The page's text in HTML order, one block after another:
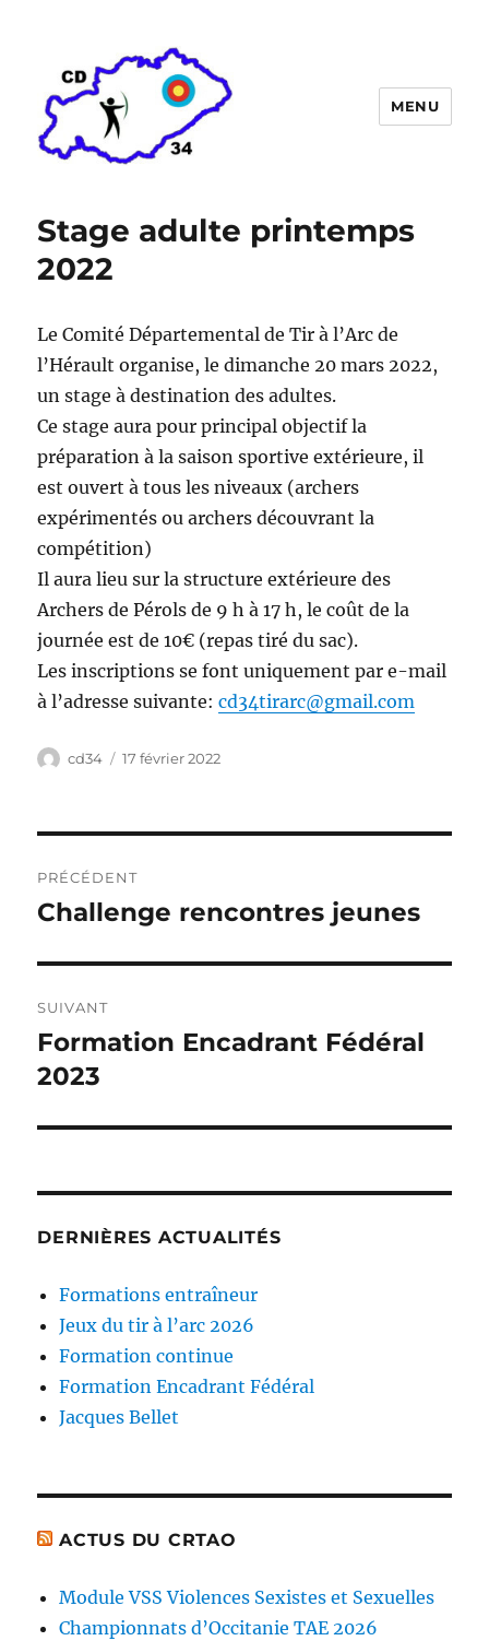
l'arc de l'Hérault
MENU
Stage adulte printemps
2022
Le Comité Départemental de Tir à l’Arc de
l’Hérault organise, le dimanche 20 mars 2022,
un stage à destination des adultes.
Ce stage aura pour principal objectif la
préparation à la saison sportive extérieure, il
est ouvert à tous les niveaux (archers
expérimentés ou archers découvrant la
compétition)
Il aura lieu sur la structure extérieure des
Archers de Pérols de 9 h à 17 h, le coût de la
journée est de 10€ (repas tiré du sac).
Les inscriptions se font uniquement par e-mail
à l’adresse suivante:cd34tirarc@gmail.com
Auteur
cd34
Publié
17 février 2022
de
PRÉCÉDENT
Publication
Challenge rencontres jeunes
SUIVANT
Publication
suivante :
Formation Encadrant Fédéral
2023
DERNIÈRES ACTUALITÉS
Formations entraîneur
Jeux du tir à l’arc 2026
Formation continue
Formation Encadrant Fédéral
Jacques Bellet
ACTUS DU CRTAO
Module VSS Violences Sexistes et Sexuelles
Championnats d’Occitanie TAE 2026